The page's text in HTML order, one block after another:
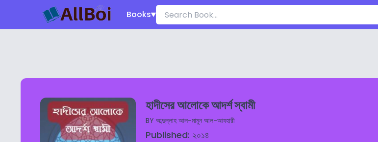
Books
হাদীসের আলোকে আদর্শ স্বামী
BY আব্দুল্লাহ আল-মামুন আল-আযহারী
Published: ২০১৪